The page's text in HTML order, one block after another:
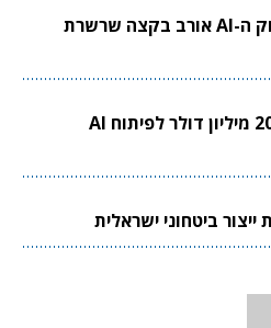
צוואר הבקבוק הבא בשוק ה-AI אורב בקצה שרשרת
Limitless Labs גייסה 20 מיליון דולר לפיתוח AI